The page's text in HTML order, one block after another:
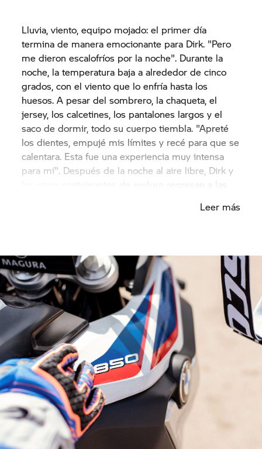
Lluvia, viento, equipo mojado: el primer día
termina de manera emocionante para Dirk. "Pero
me dieron escalofríos por la noche". Durante la
noche, la temperatura baja a alrededor de cinco
grados, con el viento que lo enfría hasta los
huesos. A pesar del sombrero, la chaqueta, el
jersey, los calcetines, los pantalones largos y el
saco de dormir, todo su cuerpo tiembla. "Apreté
los dientes, empujé mis límites y recé para que se
calentara. Esta fue una experiencia muy intensa
para mí". Después de la noche al aire libre, Dirk y
los otros participantes de enduro regresan a las
suave. Dirk está lo suficientemente tranquilo como
consecuencia o la monté tácticamente de manera
inteligente".
Leer más